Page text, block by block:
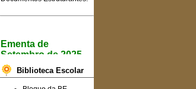
Ementa de
Setembro de 2025
Informa-se toda a
comunidade escolar que já
se encontram disponíveis
Biblioteca Escolar